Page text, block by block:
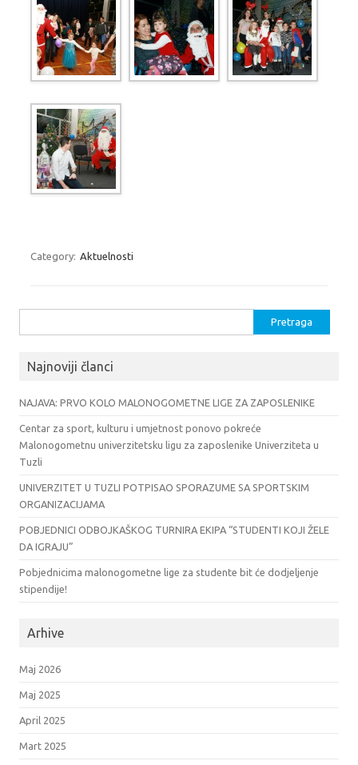
Category: Aktuelnosti
Najnoviji članci
NAJAVA: PRVO KOLO MALONOGOMETNE LIGE ZA ZAPOSLENIKE
Centar za sport, kulturu i umjetnost ponovo pokreće
Malonogometnu univerzitetsku ligu za zaposlenike Univerziteta u
Tuzli
UNIVERZITET U TUZLI POTPISAO SPORAZUME SA SPORTSKIM
ORGANIZACIJAMA
POBJEDNICI ODBOJKAŠKOG TURNIRA EKIPA “STUDENTI KOJI ŽELE
DA IGRAJU”
Pobjednicima malonogometne lige za studente bit će dodjeljenje
stipendije!
Arhive
Maj 2026
Maj 2025
April 2025
Mart 2025